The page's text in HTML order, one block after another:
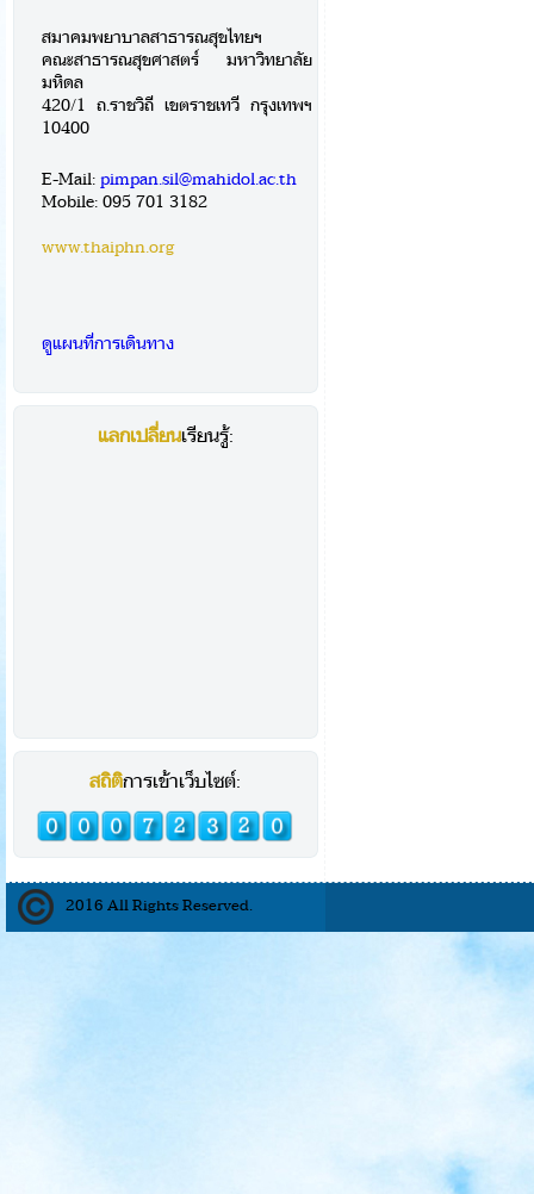
สมาคมพยาบาลสาธารณสุขไทยฯ
คณะสาธารณสุขศาสตร์ มหาวิทยาลัย
มหิดล
420/1 ถ.ราชวิถี เขตราชเทวี กรุงเทพฯ
10400
E-Mail:pimpan.sil@mahidol.ac.th
Mobile: 095 701 3182
www.thaiphn.org
ดูแผนที่การเดินทาง
แลกเปลี่ยนเรียนรู้:
สถิติการเข้าเว็บไซต์:
2016 All Rights Reserved.